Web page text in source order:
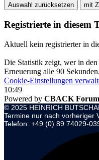
Auswahl zurücksetzen mit
Registrierte in diesem
Aktuell kein registrierter in
Die Statistik zeigt, wer in
Erneuerung alle 90 Sekunden.
Cookie-Einstellungen
10:49
Powered by CBACK Forum
© 2025 HEINRICH
Termine nur nach vorheriger
Telefon: +49 (0) 89 74029-